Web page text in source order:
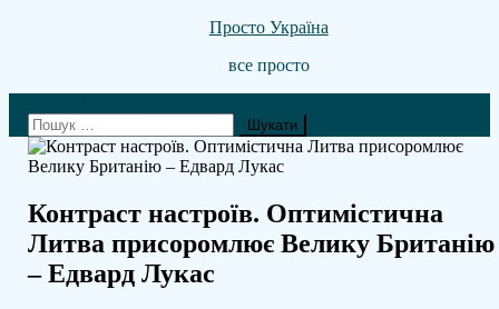
Просто Україна
все просто
Пошук:
Контраст настроїв. Оптимістична
Литва присоромлює Велику Британію
– Едвард Лукас